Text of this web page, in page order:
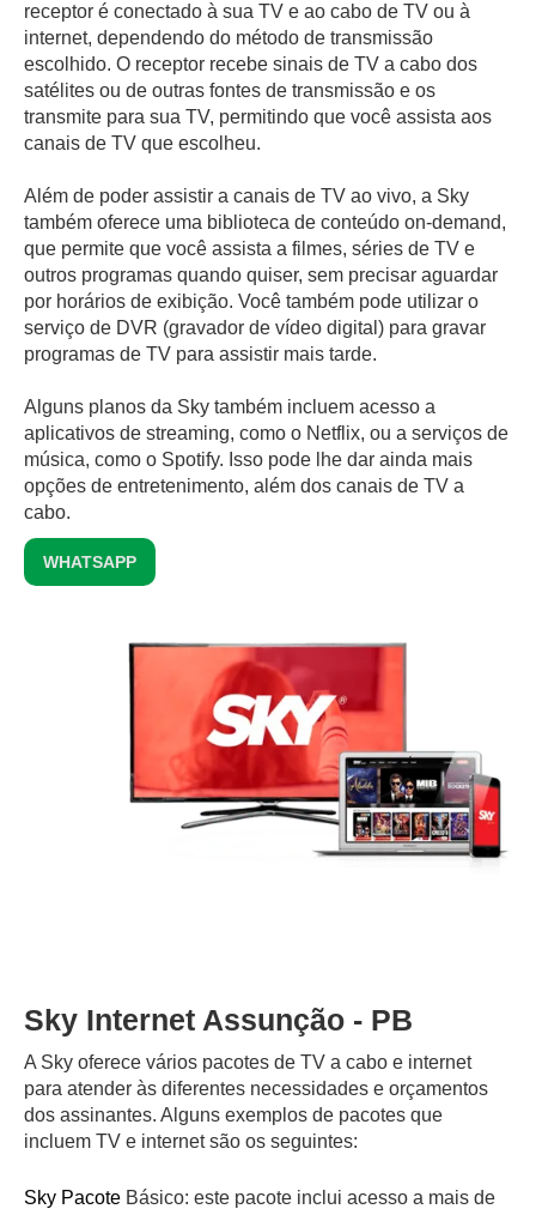
receptor é conectado à sua TV e ao cabo de TV ou à
internet, dependendo do método de transmissão
escolhido. O receptor recebe sinais de TV a cabo dos
satélites ou de outras fontes de transmissão e os
transmite para sua TV, permitindo que você assista aos
canais de TV que escolheu.
Além de poder assistir a canais de TV ao vivo, a Sky
também oferece uma biblioteca de conteúdo on-demand,
que permite que você assista a filmes, séries de TV e
outros programas quando quiser, sem precisar aguardar
por horários de exibição. Você também pode utilizar o
serviço de DVR (gravador de vídeo digital) para gravar
programas de TV para assistir mais tarde.
Alguns planos da Sky também incluem acesso a
aplicativos de streaming, como o Netflix, ou a serviços de
música, como o Spotify. Isso pode lhe dar ainda mais
opções de entretenimento, além dos canais de TV a
cabo.
WHATSAPP
Sky Internet Assunção - PB
A Sky oferece vários pacotes de TV a cabo e internet
para atender às diferentes necessidades e orçamentos
dos assinantes. Alguns exemplos de pacotes que
incluem TV e internet são os seguintes:
Sky Pacote Básico: este pacote inclui acesso a mais de